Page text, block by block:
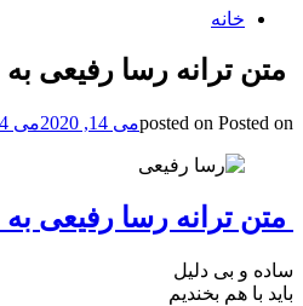
خانه
متن ترانه رسا رفیعی به
posted on Posted on می 14, 2020 می 14, 2020
متن ترانه رسا رفیعی به
ساده و بی دلیل
باید با هم بخندیم